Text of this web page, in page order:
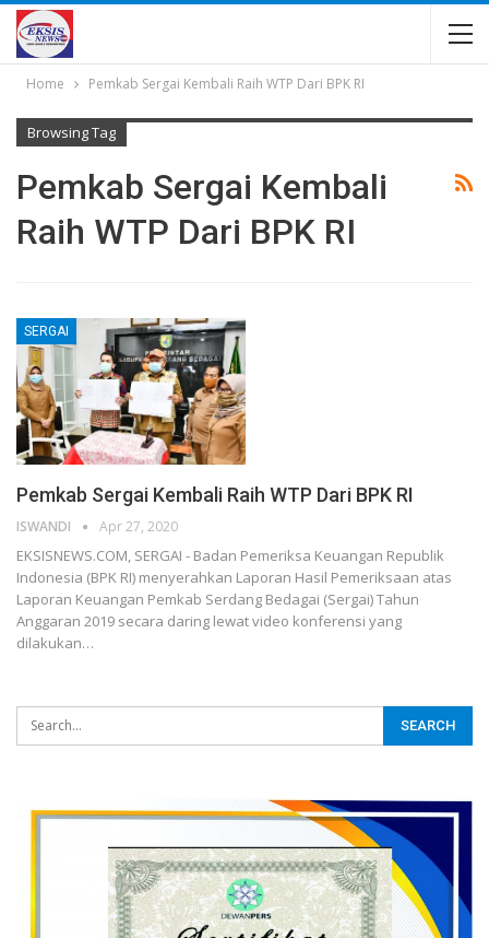
Home Pemkab Sergai Kembali Raih WTP Dari BPK RI
Browsing Tag
Pemkab Sergai Kembali
Raih WTP Dari BPK RI
SERGAI
Pemkab Sergai Kembali Raih WTP Dari BPK RI
ISWANDI Apr 27, 2020
EKSISNEWS.COM, SERGAI - Badan Pemeriksa Keuangan Republik
Indonesia (BPK RI) menyerahkan Laporan Hasil Pemeriksaan atas
Laporan Keuangan Pemkab Serdang Bedagai (Sergai) Tahun
Anggaran 2019 secara daring lewat video konferensi yang
dilakukan…